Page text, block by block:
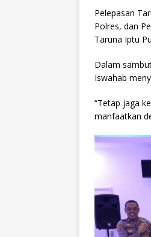
Pelepasan
Polres, dan
Taruna Iptu
Dalam
Iswahab
“Tetap jaga
manfaatkan